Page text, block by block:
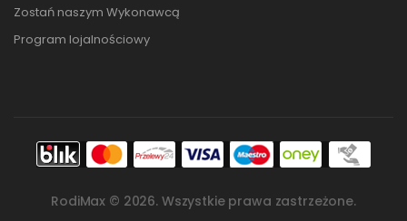
Zostań naszym Wykonawcą
Program lojalnościowy
RodiMax © 2026. Wszystkie prawa zastrzeżone.